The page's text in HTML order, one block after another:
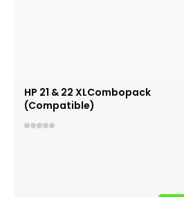
HP 21 & 22 XLCombopack
(Compatible)